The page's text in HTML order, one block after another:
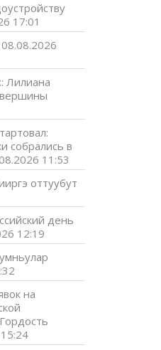
17:01
08.08.2026
Лилиана
собрались в
11:53
оттуубут
день
12:19
на